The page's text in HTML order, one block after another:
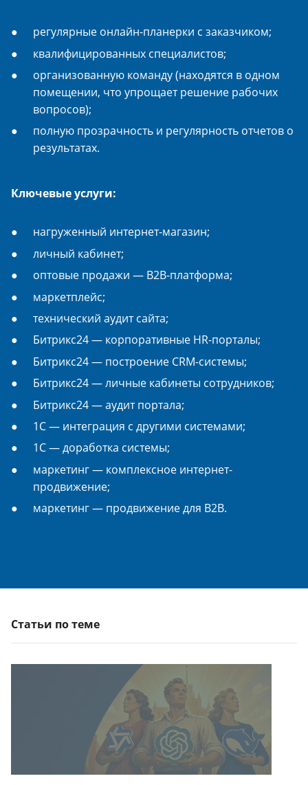
регулярные онлайн-планерки с заказчиком;
квалифицированных специалистов;
организованную команду (находятся в одном
помещении, что упрощает решение рабочих
вопросов);
полную прозрачность и регулярность отчетов о
результатах.
Ключевые услуги:
нагруженный интернет-магазин;
личный кабинет;
оптовые продажи — B2B-платформа;
маркетплейс;
технический аудит сайта;
Битрикс24 — корпоративные HR-порталы;
Битрикс24 — построение CRM-системы;
Битрикс24 — личные кабинеты сотрудников;
Битрикс24 — аудит портала;
1С — интеграция с другими системами;
1С — доработка системы;
маркетинг — комплексное интернет-
продвижение;
маркетинг — продвижение для B2B.
Статьи по теме